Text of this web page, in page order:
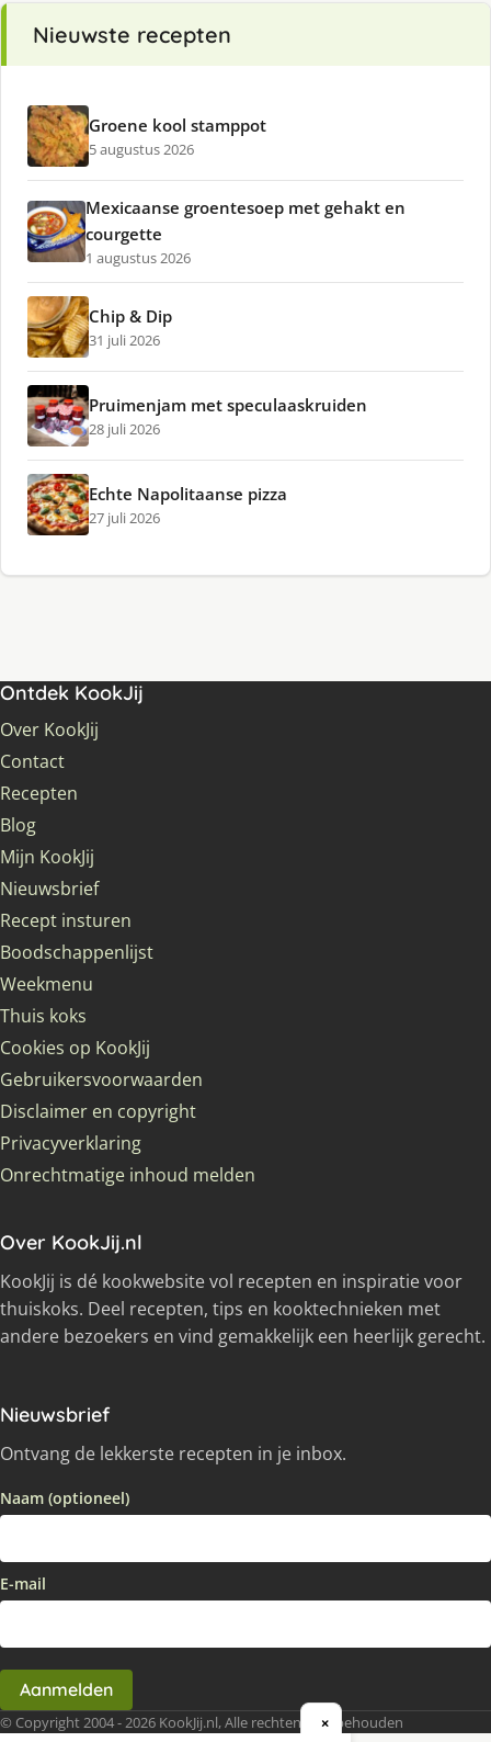
Nieuwste recepten
Groene kool stamppot
5 augustus 2026
Mexicaanse groentesoep met gehakt en
courgette
1 augustus 2026
Chip & Dip
31 juli 2026
Pruimenjam met speculaaskruiden
28 juli 2026
Echte Napolitaanse pizza
27 juli 2026
Ontdek KookJij
Over KookJij
Contact
Recepten
Blog
Mijn KookJij
Nieuwsbrief
Recept insturen
Boodschappenlijst
Weekmenu
Thuis koks
Cookies op KookJij
Gebruikersvoorwaarden
Disclaimer en copyright
Privacyverklaring
Onrechtmatige inhoud melden
Over KookJij.nl
KookJij is dé kookwebsite vol recepten en inspiratie voor
thuiskoks. Deel recepten, tips en kooktechnieken met
andere bezoekers en vind gemakkelijk een heerlijk gerecht.
Nieuwsbrief
Ontvang de lekkerste recepten in je inbox.
Naam (optioneel)
E-mail
Aanmelden
© Copyright 2004 - 2026 KookJij.nl, Alle rechten voorbehouden
×